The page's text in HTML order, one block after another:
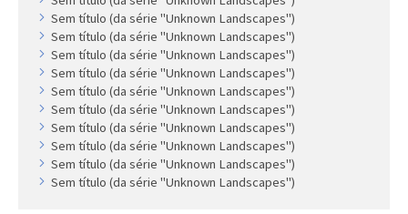
Sem título (da série "Unknown Landscapes")
Sem título (da série "Unknown Landscapes")
Sem título (da série "Unknown Landscapes")
Sem título (da série "Unknown Landscapes")
Sem título (da série "Unknown Landscapes")
Sem título (da série "Unknown Landscapes")
Sem título (da série "Unknown Landscapes")
Sem título (da série "Unknown Landscapes")
Sem título (da série "Unknown Landscapes")
Sem título (da série "Unknown Landscapes")